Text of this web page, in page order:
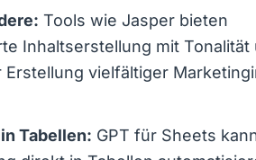
Tools wie Jasper bieten
Inhaltserstellung mit Tonalität
Erstellung vielfältiger
Tabellen:GPT für Sheets